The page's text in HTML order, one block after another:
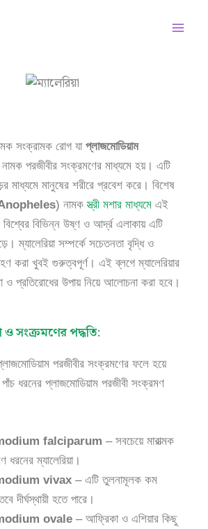
সংক্রামক রোগ যাপ্লাজমোডিয়াম
নামক পরজীবীর সংক্রমণের মাধ্যমে হয়। এটি
মাধ্যমে মানুষের শরীরে প্রবেশ করে। বিশেষ
) নামকস্ত্রী মশার মাধ্যমে এই
বিভিন্ন উষ্ণ ও আর্দ্র এলাকায় এটি
ম্যালেরিয়া সম্পর্কে সচেতনতা বৃদ্ধি ও
করা খুবই গুরুত্বপূর্ণ। এই ব্লগে ম্যালেরিয়ার
ও প্রতিরোধের উপায় নিয়ে আলোচনা করা হবে।
ও সংক্রমণের পদ্ধতি:
পরজীবীর সংক্রমণের ফলে হয়ে
ধরনের প্লাজমোডিয়াম পরজীবী সংক্রমণ
falciparum – সবচেয়ে মারাত্মক
ধরনের ম্যালেরিয়া।
vivax – এটি তুলনামূলক কম
দীর্ঘস্থায়ী হতে পারে।
ovale – আফ্রিকা ও এশিয়ার কিছু